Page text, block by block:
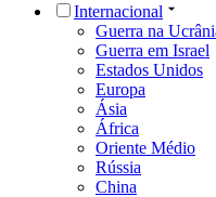
Internacional
Guerra na
Guerra em Israel
Estados Unidos
Europa
Ásia
África
Oriente Médio
Rússia
China